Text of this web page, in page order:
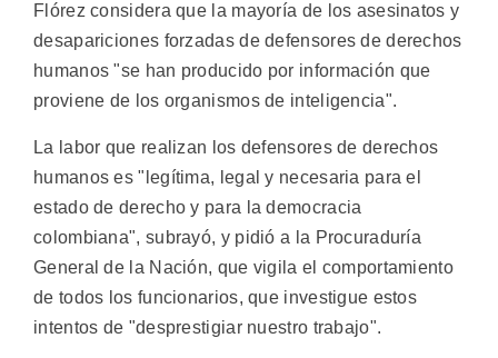
Flórez considera que la mayoría de los asesinatos y
desapariciones forzadas de defensores de derechos
humanos "se han producido por información que
proviene de los organismos de inteligencia".
La labor que realizan los defensores de derechos
humanos es "legítima, legal y necesaria para el
estado de derecho y para la democracia
colombiana", subrayó, y pidió a la Procuraduría
General de la Nación, que vigila el comportamiento
de todos los funcionarios, que investigue estos
intentos de "desprestigiar nuestro trabajo".